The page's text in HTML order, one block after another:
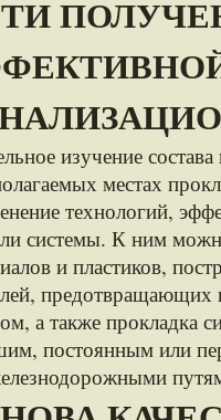
изучение
местах
технологий,
системы. К ним
и пластиков,
предотвращающих
а также прокладка
постоянным или